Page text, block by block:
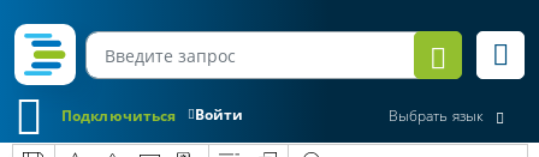
Войти
Подключиться Выбрать язык